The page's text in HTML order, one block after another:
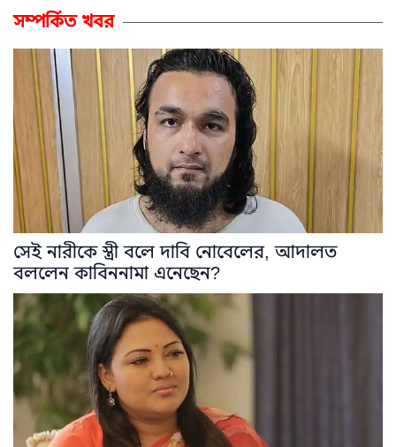
সম্পর্কিত খবর
সেই নারীকে স্ত্রী বলে দাবি নোবেলের, আদালত
বললেন কাবিননামা এনেছেন?